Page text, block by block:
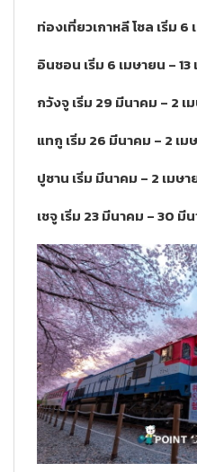
ท่องเที่ยวเกาหลีโซล เริ่ม 6
อินชอน เริ่ม 6 เมษายน – 13
กวังจู เริ่ม 29 มีนาคม – 2 เ
แทกู เริ่ม 26 มีนาคม – 2 เม
ปูซาน เริ่ม มีนาคม – 2 เมษา
เชจู เริ่ม 23 มีนาคม – 30 มี